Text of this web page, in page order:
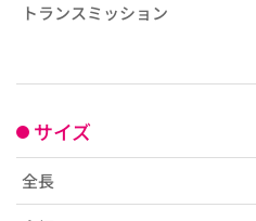
トランスミッション
サイズ
全長